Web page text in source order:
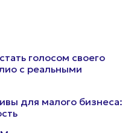
голосом своего
с реальными
для малого бизнеса: